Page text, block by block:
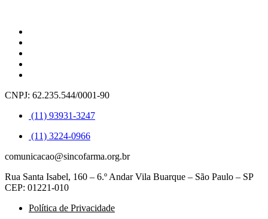
CNPJ: 62.235.544/0001-90
(11) 93931-3247
(11) 3224-0966
comunicacao@sincofarma.org.br
Rua Santa Isabel, 160 – 6.º Andar Vila Buarque – São Paulo – SP
CEP: 01221-010
Política de Privacidade